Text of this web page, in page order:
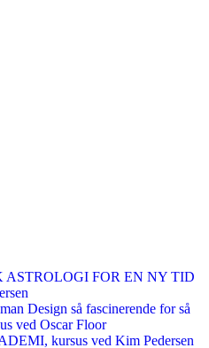
ASTROLOGI FOR EN NY TID
Design så fascinerende for så
ved Oscar Floor
kursus ved Kim Pedersen